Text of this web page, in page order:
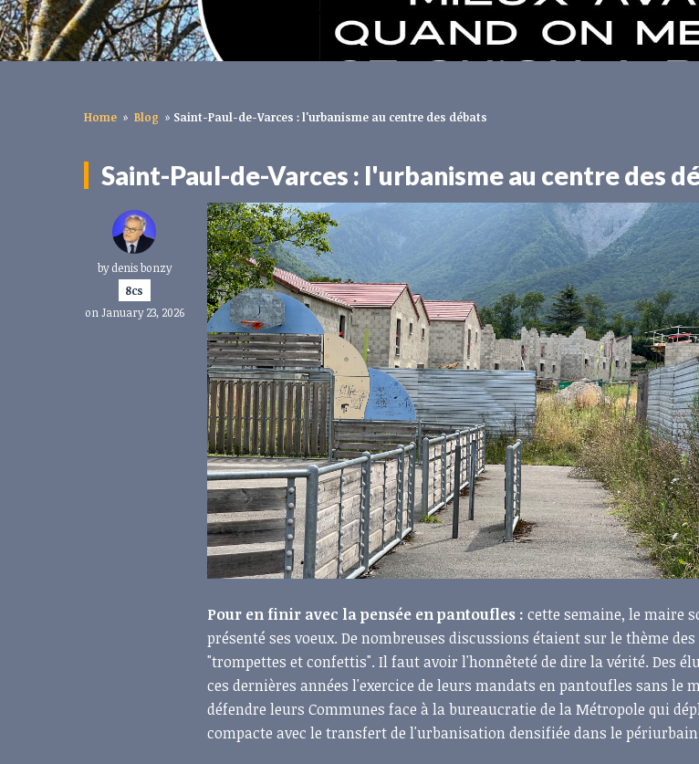
Home » Blog » Saint-Paul-de-Varces : l'urbanisme au centre des débats
Saint-Paul-de-Varces : l'urbanisme au centre des
bydenis bonzy
8cs
on January 23, 2026
Pour en finir avec la pensée en pantoufles : cette semaine, le maire
présenté ses voeux. De nombreuses discussions étaient sur le thème
"trompettes et confettis". Il faut avoir l'honnêteté de dire la vérité. Des
ces dernières années l'exercice de leurs mandats en pantoufles sans le
défendre leurs Communes face à la bureaucratie de la Métropole qui
compacte avec le transfert de l'urbanisation densifiée dans le